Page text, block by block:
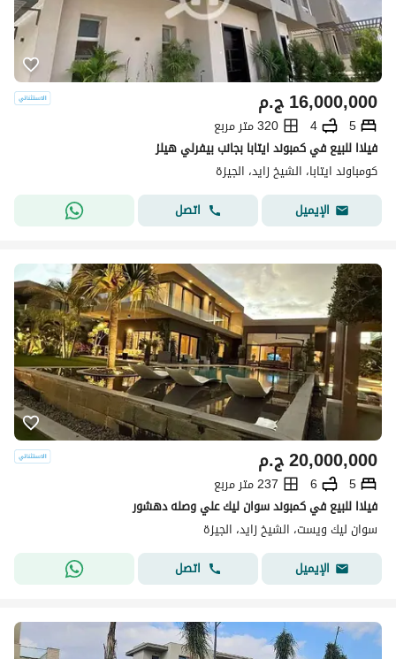
ج.م16,000,000
5
4
320 متر مربع
فيلاا للبيع في كمبوند ايتابا بجانب بيفرلي هيلز
كومباوند ايتابا، الشيخ زايد، الجيزة
الإيميل
اتصل
ج.م20,000,000
5
6
237 متر مربع
فيلاا للبيع في كمبوند سوان ليك علي وصله دهشور
سوان ليك ويست، الشيخ زايد، الجيزة
الإيميل
اتصل